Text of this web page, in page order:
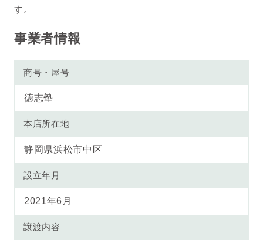
す。
事業者情報
商号・屋号
徳志塾
本店所在地
静岡県浜松市中区
設立年月
2021年6月
譲渡内容